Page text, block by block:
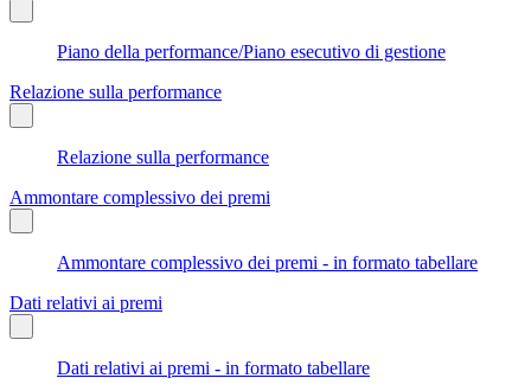
Piano della performance/Piano esecutivo di gestione
Relazione sulla performance
Relazione sulla performance
Ammontare complessivo dei premi
Ammontare complessivo dei premi - in formato tabellare
Dati relativi ai premi
Dati relativi ai premi - in formato tabellare